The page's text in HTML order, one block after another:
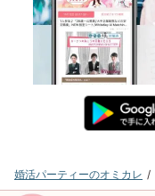
婚活パーティーのオミカレ